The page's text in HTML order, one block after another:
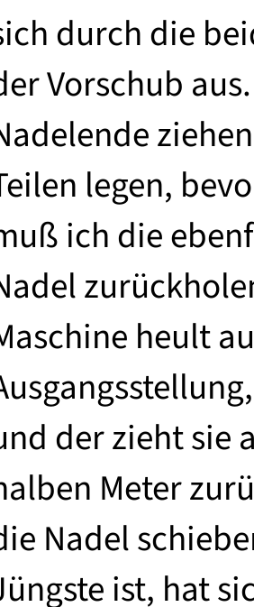
durch die
Vorschub
legen,
ich die
heult
der zieht sie
Meter
Nadel
ist, hat